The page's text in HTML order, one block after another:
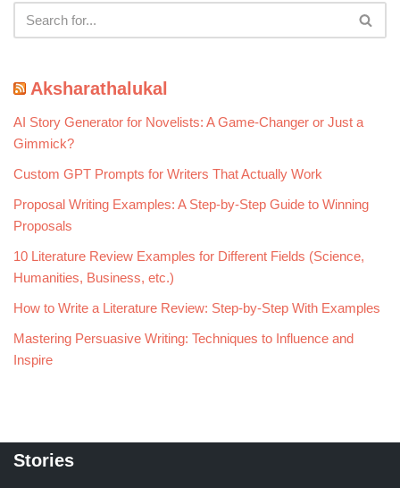
Aksharathalukal
AI Story Generator for Novelists: A Game-Changer or Just a
Gimmick?
Custom GPT Prompts for Writers That Actually Work
Proposal Writing Examples: A Step-by-Step Guide to Winning
Proposals
10 Literature Review Examples for Different Fields (Science,
Humanities, Business, etc.)
How to Write a Literature Review: Step-by-Step With Examples
Mastering Persuasive Writing: Techniques to Influence and
Inspire
Stories